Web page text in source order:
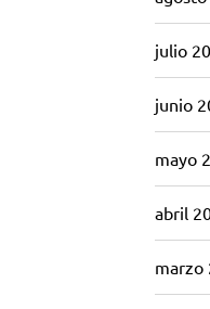
julio
junio
mayo
abril
marzo